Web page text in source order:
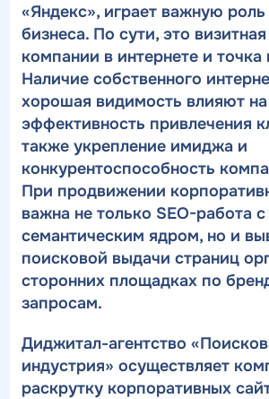
«Яндекс», играет важную роль
бизнеса. По сути, это
компании в интернете и
Наличие собственного
хорошая видимость влияют на
эффективность привлечения
также укрепление имиджа и
конкурентоспособность
При продвижении
важна не только SEO-работа с
семантическим ядром, но и
поисковой выдачи страниц
сторонних площадках по
запросам.
Диджитал-агентство
индустрия» осуществляет
раскрутку корпоративных